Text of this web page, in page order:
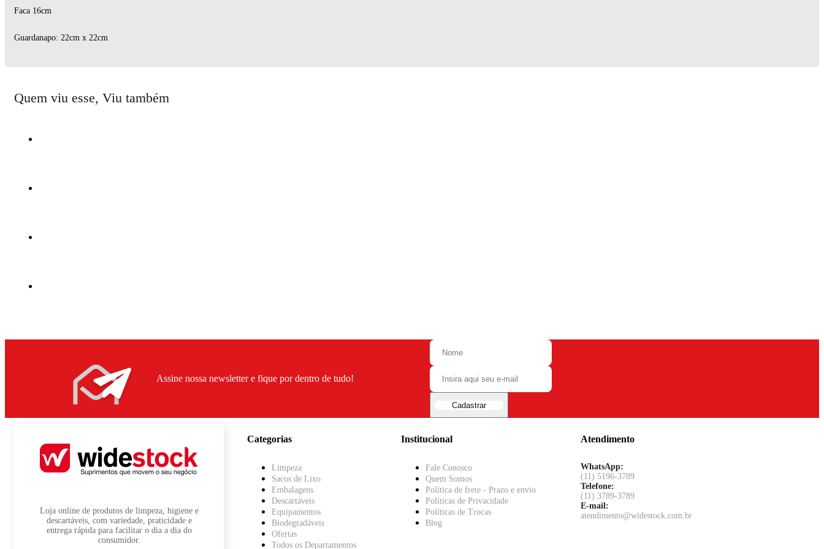
Faca 16cm
Guardanapo: 22cm x 22cm
Quem viu esse, Viu também
Assine nossa newsletter e fique por dentro de tudo!
Cadastrar
Loja online de produtos de limpeza, higiene e
descartáveis, com variedade, praticidade e
entrega rápida para facilitar o dia a dia do
consumidor.
Categorias
Limpeza
Sacos de Lixo
Embalagens
Descartáveis
Equipamentos
Biodegradáveis
Ofertas
Todos os Departamentos
Institucional
Fale Conosco
Quem Somos
Política de frete - Prazo e envio
Políticas de Privacidade
Políticas de Trocas
Blog
Atendimento
WhatsApp:
(11) 5196-3789
Telefone:
(11) 3789-3789
E-mail:
atendimento@widestock.com.br